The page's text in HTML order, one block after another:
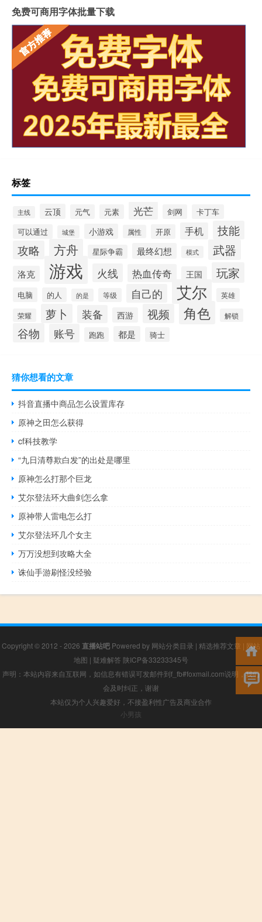
免费可商用字体批量下载
标签
主线 云顶 元气 元素 光芒 剑网
卡丁车
可以通过
城堡 小游戏 属性 开原 手机
技能
攻略
方舟 星际争霸 最终幻想 模式 武器
洛克 游戏 火线 热血传奇 王国 玩家
电脑 的人 的是 等级 自己的 艾尔 英雄
荣耀 萝卜 装备 西游 视频 角色 解锁
谷物 账号 跑跑 都是 骑士
猜你想看的文章
抖音直播中商品怎么设置库存
原神之田怎么获得
cf科技教学
“九日清尊欺白发”的出处是哪里
原神怎么打那个巨龙
艾尔登法环大曲剑怎么拿
原神带人雷电怎么打
艾尔登法环几个女主
万万没想到攻略大全
诛仙手游刷怪没经验
Copyright © 2012 - 2026 直播站吧 Powered by 网站分类目录 | 精选推荐文章 | 网站
地图 | 疑难解答 陕ICP备33233345号
声明：本站内容来自互联网，如信息有错误可发邮件到f_fb#foxmail.com说明，我们
会及时纠正，谢谢
本站仅为个人兴趣爱好，不接盈利性广告及商业合作
小男孩